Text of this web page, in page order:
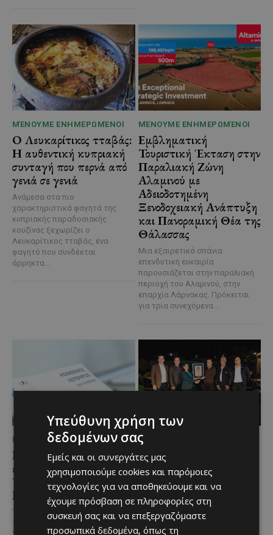
ΜΈΝΟΥΜΕ ΕΝΗΜΕΡΩΜΈΝΟΙ
Ο Λευκαρίτικος τταβάς:
Η αυθεντική κυπριακή
συνταγή που περνά από
γενιά σε γενιά
Ανάμεσα στα πιο
χαρακτηριστικά φαγητά της
κυπριακής παραδοσιακής
κουζίνας ξεχωρίζει ο
Λευκαρίτικος τταβάς, ένα
φαγητό που συνδέεται
άρρηκτα...
ΜΈΝΟΥΜΕ ΕΝΗΜΕΡΩΜΈΝΟΙ
Εμβληματική
Τουριστική Έκταση στην
Παραλιακή Ζώνη
Αλαμινού με
Αδειοδοτημένη
Ξενοδοχειακή Ανάπτυξη
και Πανοραμική Θέα της
Θάλασσας
Μια εξαιρετικά σπάνια
επενδυτική ευκαιρία
παρουσιάζεται στην παραλιακή
περιοχή του Αλαμινού, στην
επαρχία Λάρνακας. Πρόκειται
για τρία συνεχόμενα...
ΜΈΝΟΥΜΕ ΕΝΗΜΕΡΩΜΈΝΟΙ
Επένδυση €31 εκατ. για
εκσυγχρονισμό των
Υπηρεσιών Κοινωνικής
Ευημερίας
Το έργο υλοποιείται στο πλαίσιο
του Προγράμματος Πολιτικής
ΜΈΝΟΥΜΕ ΕΝΗΜΕΡΩΜΈΝΟΙ
Νέα διεθνής διάκριση και
παγκόσμιο ρεκόρ για το
Nissan Qashqai e-
POWER
Το Nissan Qashqai e-POWER
αποδεικνύει στην πράξη την
Υπεύθυνη χρήση των
δεδομένων σας
Εμείς και οι συνεργάτες μας
χρησιμοποιούμε cookies και παρόμοιες
τεχνολογίες για να αποθηκεύουμε και να
έχουμε πρόσβαση σε πληροφορίες στη
συσκευή σας και να επεξεργαζόμαστε
προσωπικά δεδομένα, όπως τη